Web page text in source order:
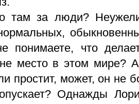
там за люди?
понимаете, что
место в этом мире?
простит, может, он не
Однажды